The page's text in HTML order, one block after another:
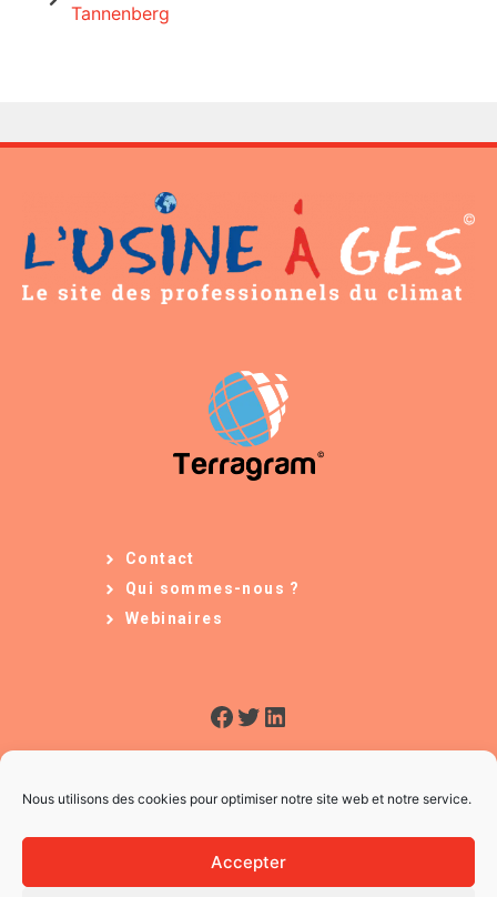
Nous utilisons des cookies pour optimiser notre site web et notre service.
Accepter
Tannenberg
Contact
Qui sommes-nous ?
Webinaires
Facebook
Twitter
LinkedIn